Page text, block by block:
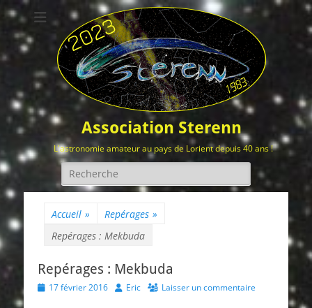
Association Sterenn
L'astronomie amateur au pays de Lorient depuis 40 ans !
Rechercher :
Accueil » Repérages »
Repérages : Mekbuda
Repérages : Mekbuda
Posted17 février 2016 Author
Eric Laisser un commentaire